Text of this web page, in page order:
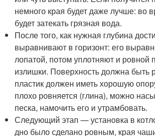
немного края будет даже лучше: во
будет затекать грязная вода.
После того, как нужная глубина
выравнивают в горизонт: его
лопатой, потом уплотняют и ровной
излишки. Поверхность должна быть
пластик должен иметь хорошую
плохо ровняется (глина), можно
песка, намочить его и утрамбовать.
Следующий этап — установка в
дно было сделано ровным, края